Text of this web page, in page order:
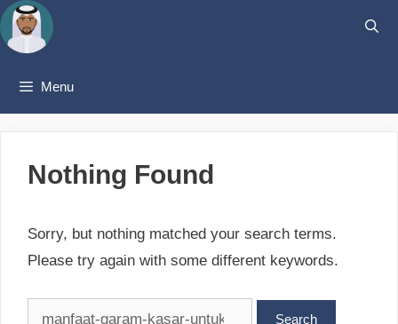
Skip
to
Menu
Nothing Found
Sorry, but nothing matched your search terms.
Please try again with some different keywords.
Search